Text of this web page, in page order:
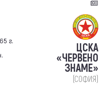
г.
ЦСКА
«ЧЕРВЕНО
ЗНАМЕ»
(СОФИЯ)